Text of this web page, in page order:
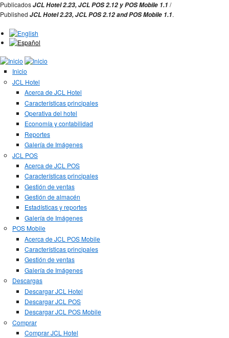
Jump to Navigation
PublicadosJCL Hotel 2.23,JCL POS 2.12 yPOS Mobile 1.1 /
Published JCL Hotel 2.23,JCL POS2.12 andPOS Mobile 1.1.
Inicio
JCL Hotel
Acerca de JCL Hotel
Características principales
Operativa del hotel
Economía y contabilidad
Reportes
Galería de Imágenes
JCL POS
Acerca de JCL POS
Características principales
Gestión de ventas
Gestión de almacén
Estadísticas y reportes
Galería de Imágenes
POS Mobile
Acerca de JCL POS Mobile
Características principales
Gestión de ventas
Galería de Imágenes
Descargas
Descargar JCL Hotel
Descargar JCL POS
Descargar JCL POS Mobile
Comprar
Comprar JCL Hotel